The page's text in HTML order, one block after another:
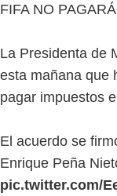
FIFA NO
La Presidenta de
esta mañana que
pagar impuestos
El acuerdo se
Enrique Peña
pic.twitter.com/